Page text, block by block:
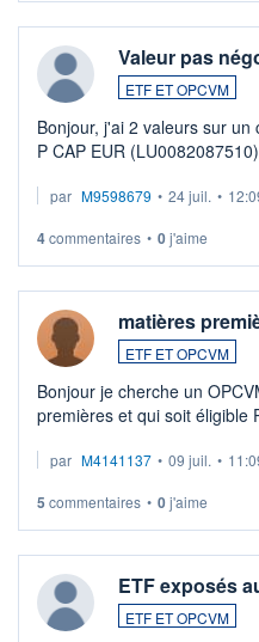
Valeur pas
ETF ET OPCVM
Bonjour, j'ai 2 valeurs sur un
P CAP EUR
veux procéder à la vente,
par M9598679 • 24 juil. •
4commentaires • 0j'aime
matières
ETF ET OPCVM
Bonjour je cherche un
premières et qui soit éligible
par M4141137 • 09 juil. •
5 commentaires • 0j'aime
ETF exposés
ETF ET OPCVM